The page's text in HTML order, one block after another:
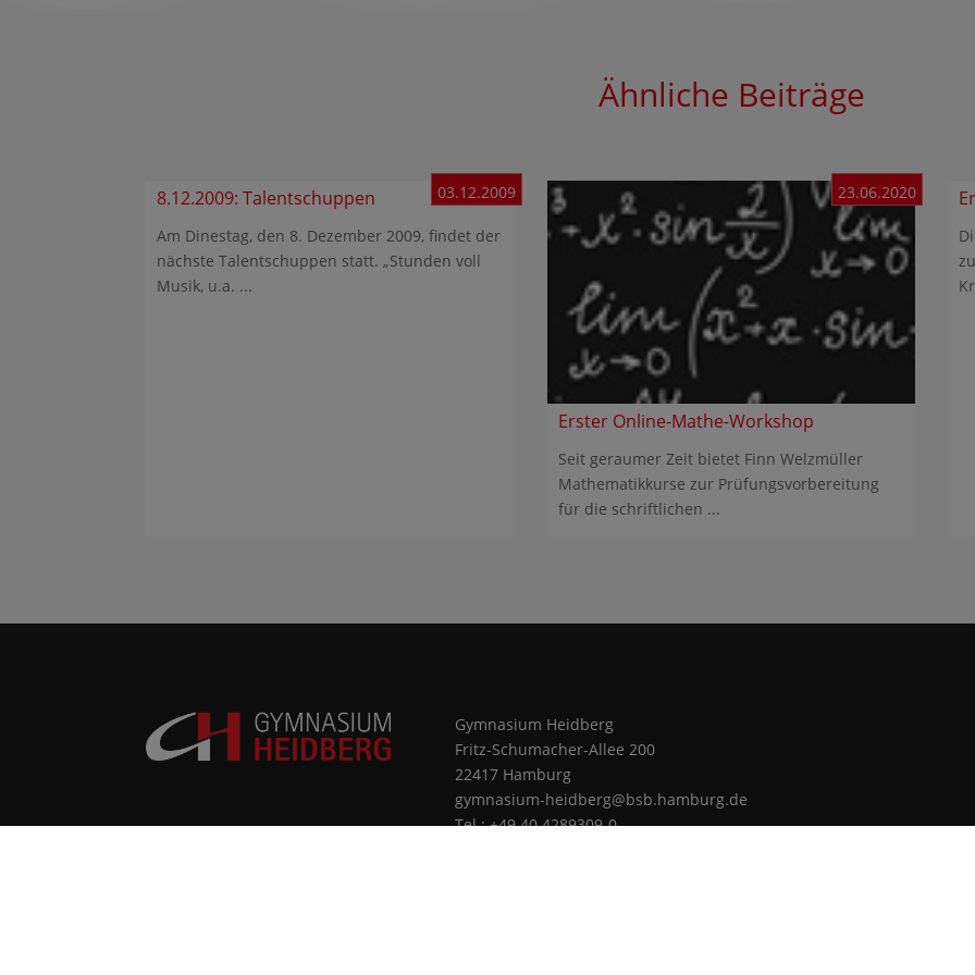
Ähnliche Beiträge
8.12.2009: Talentschuppen 03.12.2009
Am Dinestag, den 8. Dezember 2009, findet der
nächste Talentschuppen statt. „Stunden voll
Musik, u.a. ...
Erster Online-Mathe-Workshop
23.06.2020
Seit geraumer Zeit bietet Finn Welzmüller
Mathematikkurse zur Prüfungsvorbereitung
für die schriftlichen ...
Gymnasium Heidberg
Fritz-Schumacher-Allee 200
22417 Hamburg
gymnasium-heidberg@bsb.hamburg.de
Tel.: +49 40 4289309-0